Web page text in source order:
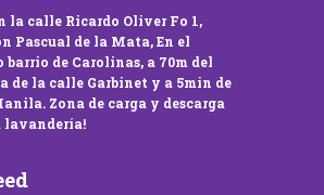
la calle Ricardo Oliver Fo 1,
Pascual de la Mata, En el
de Carolinas, a 70m del
de la calle Garbinet y a 5min de
Zona de carga y descarga
lavandería!